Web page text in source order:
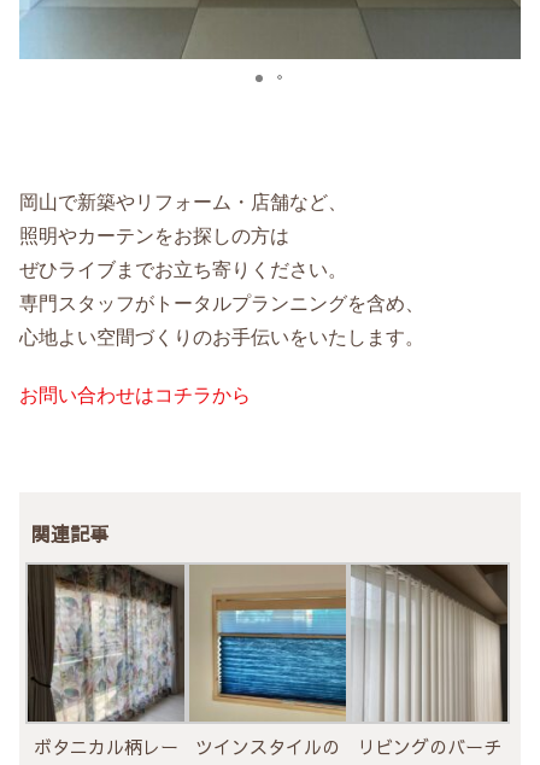
岡山で新築やリフォーム・店舗など、
照明やカーテンをお探しの方は
ぜひライブまでお立ち寄りください。
専門スタッフがトータルプランニングを含め、
心地よい空間づくりのお手伝いをいたします。
お問い合わせはコチラから
関連記事
ボタニカル柄レー
ツインスタイルの
リビングのバーチ